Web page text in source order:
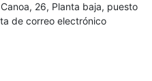
26, Planta baja, puesto
de correo electrónico